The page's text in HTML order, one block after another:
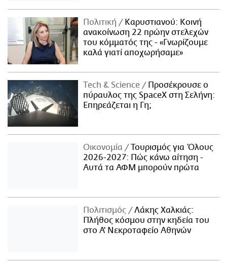
Πολιτική
Καρυστιανού: Κοινή
ανακοίνωση 22 πρώην στελεχών
του κόμματός της - «Γνωρίζουμε
καλά γιατί αποχωρήσαμε»
Τech & Science
Προσέκρουσε ο
πύραυλος της SpaceX στη Σελήνη:
Επηρεάζεται η Γη;
Οικονομία
Τουρισμός για Όλους
2026-2027: Πώς κάνω αίτηση -
Αυτά τα ΑΦΜ μπορούν πρώτα
Πολιτισμός
Λάκης Χαλκιάς:
Πλήθος κόσμου στην κηδεία του
στο Α' Νεκροταφείο Αθηνών